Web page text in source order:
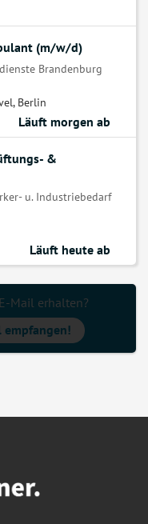
(m/w/d)
Brandenburg
Berlin
Läuft morgen ab
&
u. Industriebedarf
Läuft heute ab
Mail erhalten?
empfangen!